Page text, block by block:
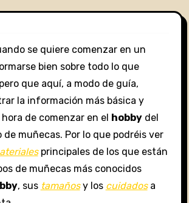
se quiere comenzar en un
bien sobre todo lo que
que aquí, a modo de guía,
la información más básica y
de comenzar en el hobbydel
de muñecas. Por lo que podréis ver
principales de los que están
de muñecas más conocidos
, sus tamañosy los cuidadosa